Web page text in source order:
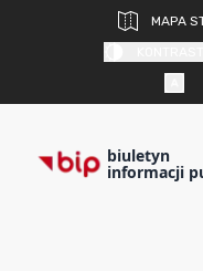
MAPA
biuletyn
informacji